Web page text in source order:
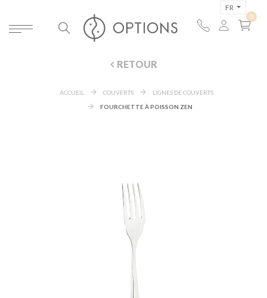
FR
RETOUR
ACCUEIL COUVERTS
LIGNES DE COUVERTS
FOURCHETTE À POISSON ZEN